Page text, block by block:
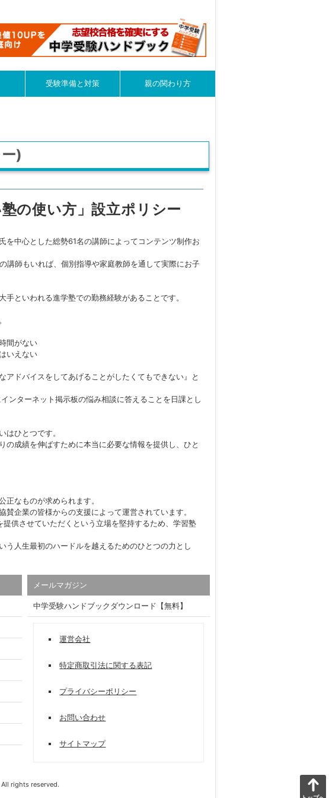
受験準備と対策 親の関わり方
)
の使い方」設立ポリシー
中心とした総勢61名の講師によってコンテンツ制作お
講師もいれば、個別指導や家庭教師を通して実際にお子
といわれる進学塾での勤務経験があることです。
間がない
いえない
ドバイスをしてあげることがしたくてもできない』と
ンターネット掲示板の悩み相談に答えることを日課とし
はひとつです。
成績を伸ばすために本当に必要な情報を提供し、ひと
なものが求められます。
企業の皆様からの支援によって運営されています。
供させていただくという立場を堅持するため、学習塾
人生最初のハードルを越えるためのひとつの力とし
メールマガジン
中学受験ハンドブックダウンロード【無料】
運営会社
特定商取引法に関する表記
プライバシーポリシー
お問い合わせ
サイトマップ
All rights reserved.